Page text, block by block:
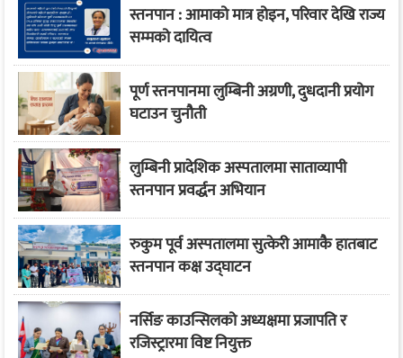
स्तनपान : आमाको मात्र होइन, परिवार देखि राज्य
सम्मको दायित्व
पूर्ण स्तनपानमा लुम्बिनी अग्रणी, दुधदानी प्रयोग
घटाउन चुनौती
लुम्बिनी प्रादेशिक अस्पतालमा साताव्यापी
स्तनपान प्रवर्द्धन अभियान
रुकुम पूर्व अस्पतालमा सुत्केरी आमाकै हातबाट
स्तनपान कक्ष उद्घाटन
नर्सिङ काउन्सिलको अध्यक्षमा प्रजापति र
रजिस्ट्रारमा विष्ट नियुक्त